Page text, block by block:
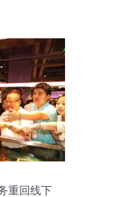
重回线下